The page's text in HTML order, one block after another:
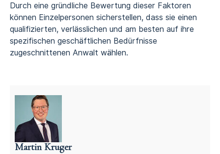
Durch eine gründliche Bewertung dieser Faktoren
können Einzelpersonen sicherstellen, dass sie einen
qualifizierten, verlässlichen und am besten auf ihre
spezifischen geschäftlichen Bedürfnisse
zugeschnittenen Anwalt wählen.
Martin Kruger
Deutschsprachiger Anwalt in den Niederlanden